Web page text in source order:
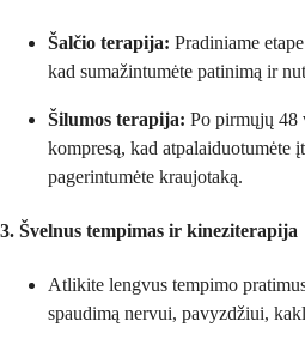
Šalčio terapija: Pradiniame
kad sumažintumėte patinimą ir
Šilumos terapija: Po pirmųjų 48
kompresą, kad atpalaiduotumėte
pagerintumėte kraujotaką.
3. Švelnus tempimas ir kineziterapija
Atlikite lengvus tempimo
spaudimą nervui, pavyzdžiui,